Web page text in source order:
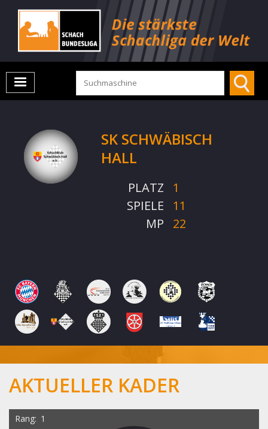
SK SCHWÄBISCH
HALL
PLATZ
1
SPIELE
11
MP
22
AKTUELLER KADER
Rang 1